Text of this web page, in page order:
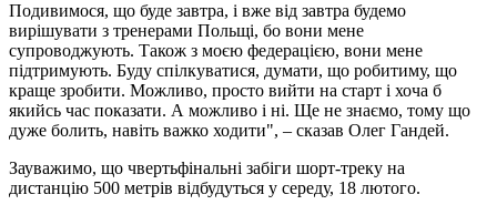
Подивимося, що буде завтра, і вже від завтра будемо
вирішувати з тренерами Польщі, бо вони мене
супроводжують. Також з моєю федерацією, вони мене
підтримують. Буду спілкуватися, думати, що робитиму, що
краще зробити. Можливо, просто вийти на старт і хоча б
якийсь час показати. А можливо і ні. Ще не знаємо, тому що
дуже болить, навіть важко ходити", – сказав Олег Гандей.
Зауважимо, що чвертьфінальні забіги шорт-треку на
дистанцію 500 метрів відбудуться у середу, 18 лютого.